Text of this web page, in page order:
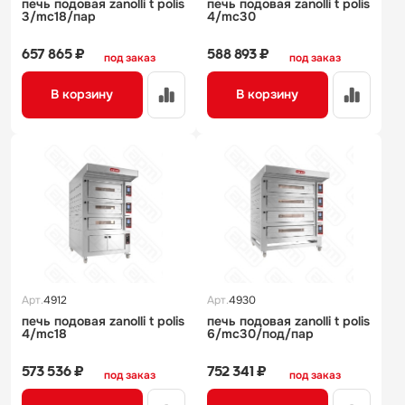
печь подовая zanolli t polis
3/mc18/пар
под заказ
657 865 ₽
В корзину
печь подовая zanolli t polis
4/mc30
под заказ
588 893 ₽
В корзину
Арт.4912
печь подовая zanolli t polis
4/mc18
под заказ
573 536 ₽
Арт.4930
печь подовая zanolli t polis
6/mc30/под/пар
под заказ
752 341 ₽